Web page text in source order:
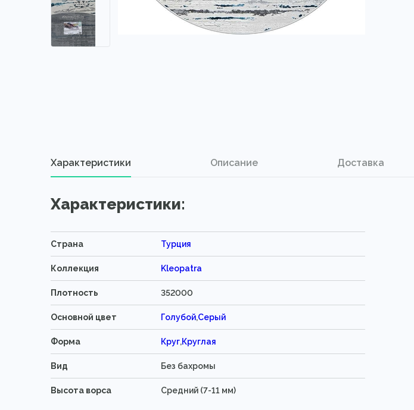
Характеристики Описание Доставка
Характеристики:
Страна Турция
Коллекция Kleopatra
Плотность 352000
Основной цвет Голубой,Серый
Форма Круг,Круглая
Вид Без бахромы
Высота ворса Средний (7-11 мм)